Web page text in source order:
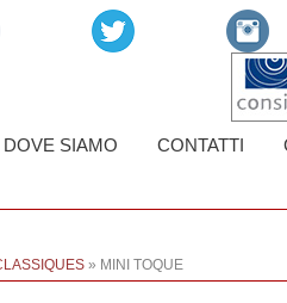
DOVE SIAMO CONTATTI
» MINI TOQUE